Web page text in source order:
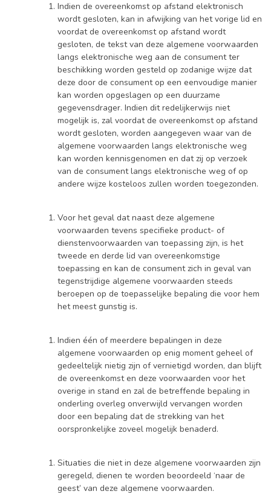
Indien de overeenkomst op afstand elektronisch
wordt gesloten, kan in afwijking van het vorige lid en
voordat de overeenkomst op afstand wordt
gesloten, de tekst van deze algemene voorwaarden
langs elektronische weg aan de consument ter
beschikking worden gesteld op zodanige wijze dat
deze door de consument op een eenvoudige manier
kan worden opgeslagen op een duurzame
gegevensdrager. Indien dit redelijkerwijs niet
mogelijk is, zal voordat de overeenkomst op afstand
wordt gesloten, worden aangegeven waar van de
algemene voorwaarden langs elektronische weg
kan worden kennisgenomen en dat zij op verzoek
van de consument langs elektronische weg of op
andere wijze kosteloos zullen worden toegezonden.
Voor het geval dat naast deze algemene
voorwaarden tevens specifieke product- of
dienstenvoorwaarden van toepassing zijn, is het
tweede en derde lid van overeenkomstige
toepassing en kan de consument zich in geval van
tegenstrijdige algemene voorwaarden steeds
beroepen op de toepasselijke bepaling die voor hem
het meest gunstig is.
Indien één of meerdere bepalingen in deze
algemene voorwaarden op enig moment geheel of
gedeeltelijk nietig zijn of vernietigd worden, dan blijft
de overeenkomst en deze voorwaarden voor het
overige in stand en zal de betreffende bepaling in
onderling overleg onverwijld vervangen worden
door een bepaling dat de strekking van het
oorspronkelijke zoveel mogelijk benaderd.
Situaties die niet in deze algemene voorwaarden zijn
geregeld, dienen te worden beoordeeld ‘naar de
geest’ van deze algemene voorwaarden.